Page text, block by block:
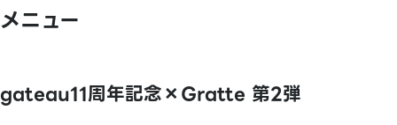
メニュー
gateau11周年記念×Gratte 第2弾